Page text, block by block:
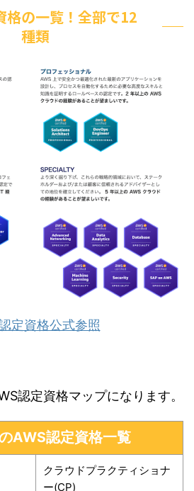
格の一覧！全部で12
種類
定資格公式参照
認定資格マップになります。
AWS認定資格一覧
クラウドプラクティショナ
ー(CP)